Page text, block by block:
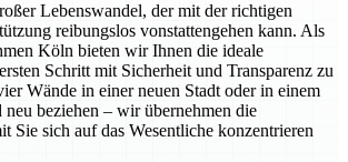
Lebenswandel, der mit der richtigen
reibungslos vonstattengehen kann. Als
Köln bieten wir Ihnen die ideale
Schritt mit Sicherheit und Transparenz zu
Wände in einer neuen Stadt oder in einem
neu beziehen – wir übernehmen die
Sie sich auf das Wesentliche konzentrieren